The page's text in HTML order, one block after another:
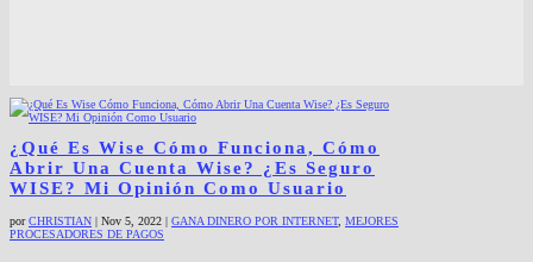
¿Qué Es Wise Cómo Funciona, Cómo
Abrir Una Cuenta Wise? ¿Es Seguro
WISE? Mi Opinión Como Usuario
porCHRISTIAN | Nov 5, 2022 | GANA DINERO POR INTERNET, MEJORES
PROCESADORES DE PAGOS